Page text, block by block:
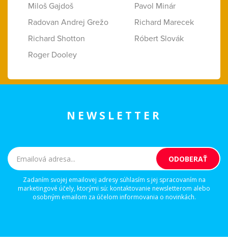
Miloš Gajdoš
Pavol Minár
Radovan Andrej Grežo
Richard Marecek
Richard Shotton
Róbert Slovák
Roger Dooley
NEWSLETTER
Zadaním svojej emailovej adresy súhlasím s jej spracovaním na
marketingové účely, ktorými sú: kontaktovanie newsletterom alebo
osobným emailom za účelom informovania o novinkách.